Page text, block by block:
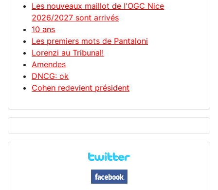
Les nouveaux maillot de l'OGC Nice
2026/2027 sont arrivés
10 ans
Les premiers mots de Pantaloni
Lorenzi au Tribunal!
Amendes
DNCG: ok
Cohen redevient président